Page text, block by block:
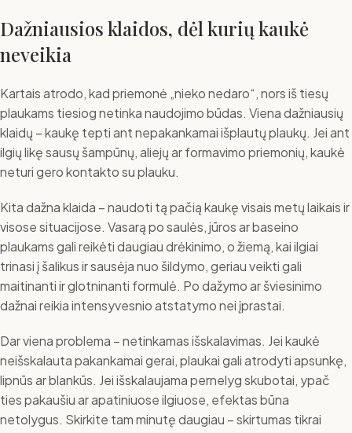
Dažniausios klaidos, dėl kurių kaukė
neveikia
Kartais atrodo, kad priemonė „nieko nedaro“, nors iš tiesų
plaukams tiesiog netinka naudojimo būdas. Viena dažniausių
klaidų – kaukę tepti ant nepakankamai išplautų plaukų. Jei ant
ilgių likę sausų šampūnų, aliejų ar formavimo priemonių, kaukė
neturi gero kontakto su plauku.
Kita dažna klaida – naudoti tą pačią kaukę visais metų laikais ir
visose situacijose. Vasarą po saulės, jūros ar baseino
plaukams gali reikėti daugiau drėkinimo, o žiemą, kai ilgiai
trinasi į šalikus ir sausėja nuo šildymo, geriau veikti gali
maitinanti ir glotninanti formulė. Po dažymo ar šviesinimo
dažnai reikia intensyvesnio atstatymo nei įprastai.
Dar viena problema – netinkamas išskalavimas. Jei kaukė
neišskalauta pakankamai gerai, plaukai gali atrodyti apsunkę,
lipnūs ar blankūs. Jei išskalaujama pernelyg skubotai, ypač
ties pakaušiu ar apatiniuose ilgiuose, efektas būna
netolygus. Skirkite tam minutę daugiau – skirtumas tikrai